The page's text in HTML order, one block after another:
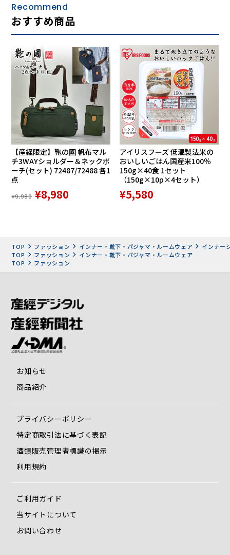
ひだまり陽は不快な汗臭の原因となるアンモニア、酢酸、イ
ソ吉草酸に消臭効果を発揮。着用や洗濯による性能低下が少
なく、優れた消臭機能を維持します。
東洋紡の「サピウム（R）」を使用することにより、繊維状
の細菌の増殖を抑え防臭効果にも優れています。
さらに、一般財団法人カケンテストセンターによる品質試験
において、基準値を超える抗菌性も確認しています。
すっきりとした見た目で着心地も抜群
肩回りゆったりで動きやすさ抜群。大きめの袖ぐりで、毎日
また後ろ身頃が長めなので屈んでも背中が出にくく、腰周り
を冷やしません。
さらに通常の肌着より深い股上も特徴の一つ。お腹周りから
お尻までを優しくすっぽり包み込み、しかもすっきり。
静電気抑制資材を使用。脱着時に発生するパチパチ音やショ
ックを抑え、汚れやすさの原因である静電気によるホコリの
日本製の誇り
「ひだまり」のこだわりは、ただ温かいだけの肌着ではな
く、一枚で保温力、汗冷えしない、静電気抑制、抗菌防臭、
性はもちろん素肌に触る肌着なので、素材にこだわりやさし
い肌触りと上品な風合いに仕上げました。
また、生地の製造・裁断から縫製・検品まで全て日本国内で
一枚一枚丁寧につくられた国内生産の高い信頼性も「ひだま
り」の魅力です。優れた素材とこだわりある「ひだまり」肌
Recommend
おすすめ商品
【産経限定】鞄の國 帆布マル
チ3WAYショルダー＆ネックポ
ーチ(セット) 72487/72488 各1
点
¥9,980 ¥8,980
アイリスフーズ 低温製法米の
おいしいごはん国産米100％
150g×40食 1セット
（150g×10p×4セット）
¥5,580
TOP ファッション インナー・靴下・パジャマ・ルームウェア
インナー
TOP
ファッション
インナー・靴下・パジャマ・ルームウェア
TOP
ファッション
お知らせ
商品紹介
プライバシーポリシー
特定商取引法に基づく表記
酒類販売管理者標識の掲示
利用規約
ご利用ガイド
当サイトについて
お問い合わせ